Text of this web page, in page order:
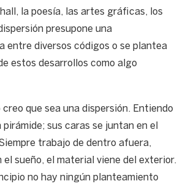
la poesía, las artes gráficas, los
presupone una
entre diversos códigos o se plantea
estos desarrollos como algo
creo que sea una dispersión. Entiendo
sus caras se juntan en el
trabajo de dentro afuera,
el sueño, el material viene del exterior.
no hay ningún planteamiento